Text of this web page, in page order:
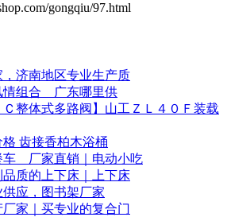
gongqiu/97.html
济南地区专业生产质
情组合 广东哪里供
Ｃ整体式多路阀】山工ＺＬ４０Ｆ装载
齿接香柏木浴桶
＿厂家直销｜电动小吃
质的上下床｜上下床
应，图书架厂家
家｜买专业的复合门